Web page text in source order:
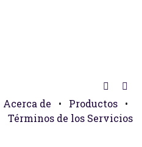
Acerca de • Productos
•
Términos de los Servicios